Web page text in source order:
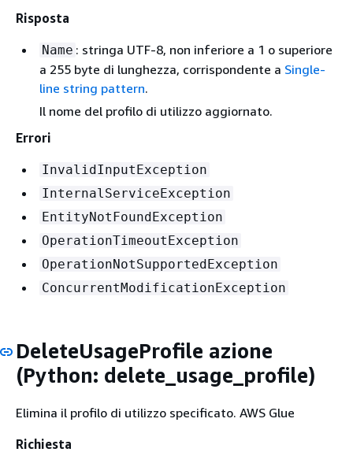
Risposta
Name : stringa UTF-8, non inferiore a 1 o superiore
a 255 byte di lunghezza, corrispondente a Single-
line string pattern.
Il nome del profilo di utilizzo aggiornato.
Errori
InvalidInputException
InternalServiceException
EntityNotFoundException
OperationTimeoutException
OperationNotSupportedException
ConcurrentModificationException
DeleteUsageProfile azione
(Python: delete_usage_profile)
Elimina il profilo di utilizzo specificato. AWS Glue
Richiesta